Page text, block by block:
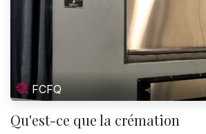
FCFQ
Qu'est-ce que la crémation